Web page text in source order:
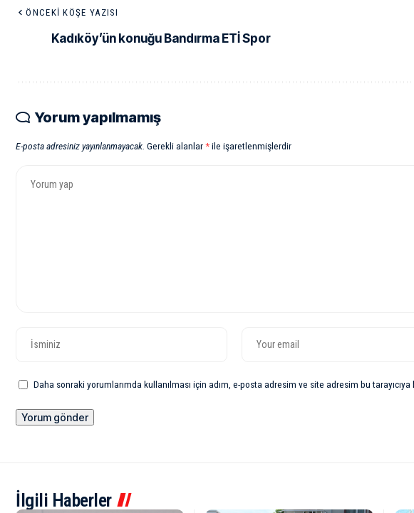
ÖNCEKI KÖŞE YAZISI
Kadıköy’ün konuğu Bandırma ETİ Spor
Yorum yapılmamış
E-posta adresiniz yayınlanmayacak. Gerekli alanlar*ile işaretlenmişlerdir
Daha sonraki yorumlarımda kullanılması için adım, e-posta adresim ve site adresim bu tarayıcıya
İlgili Haberler